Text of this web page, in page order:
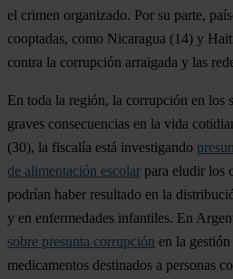
el crimen organizado. Por su parte,
cooptadas, como Nicaragua (14) y
contra la corrupción arraigada y las
En toda la región, la corrupción en los
graves consecuencias en la vida
(30), la fiscalía está investigando
de alimentación escolar para eludir los
podrían haber resultado en la
y en enfermedades infantiles. En
sobre presunta corrupción en la
medicamentos destinados a personas